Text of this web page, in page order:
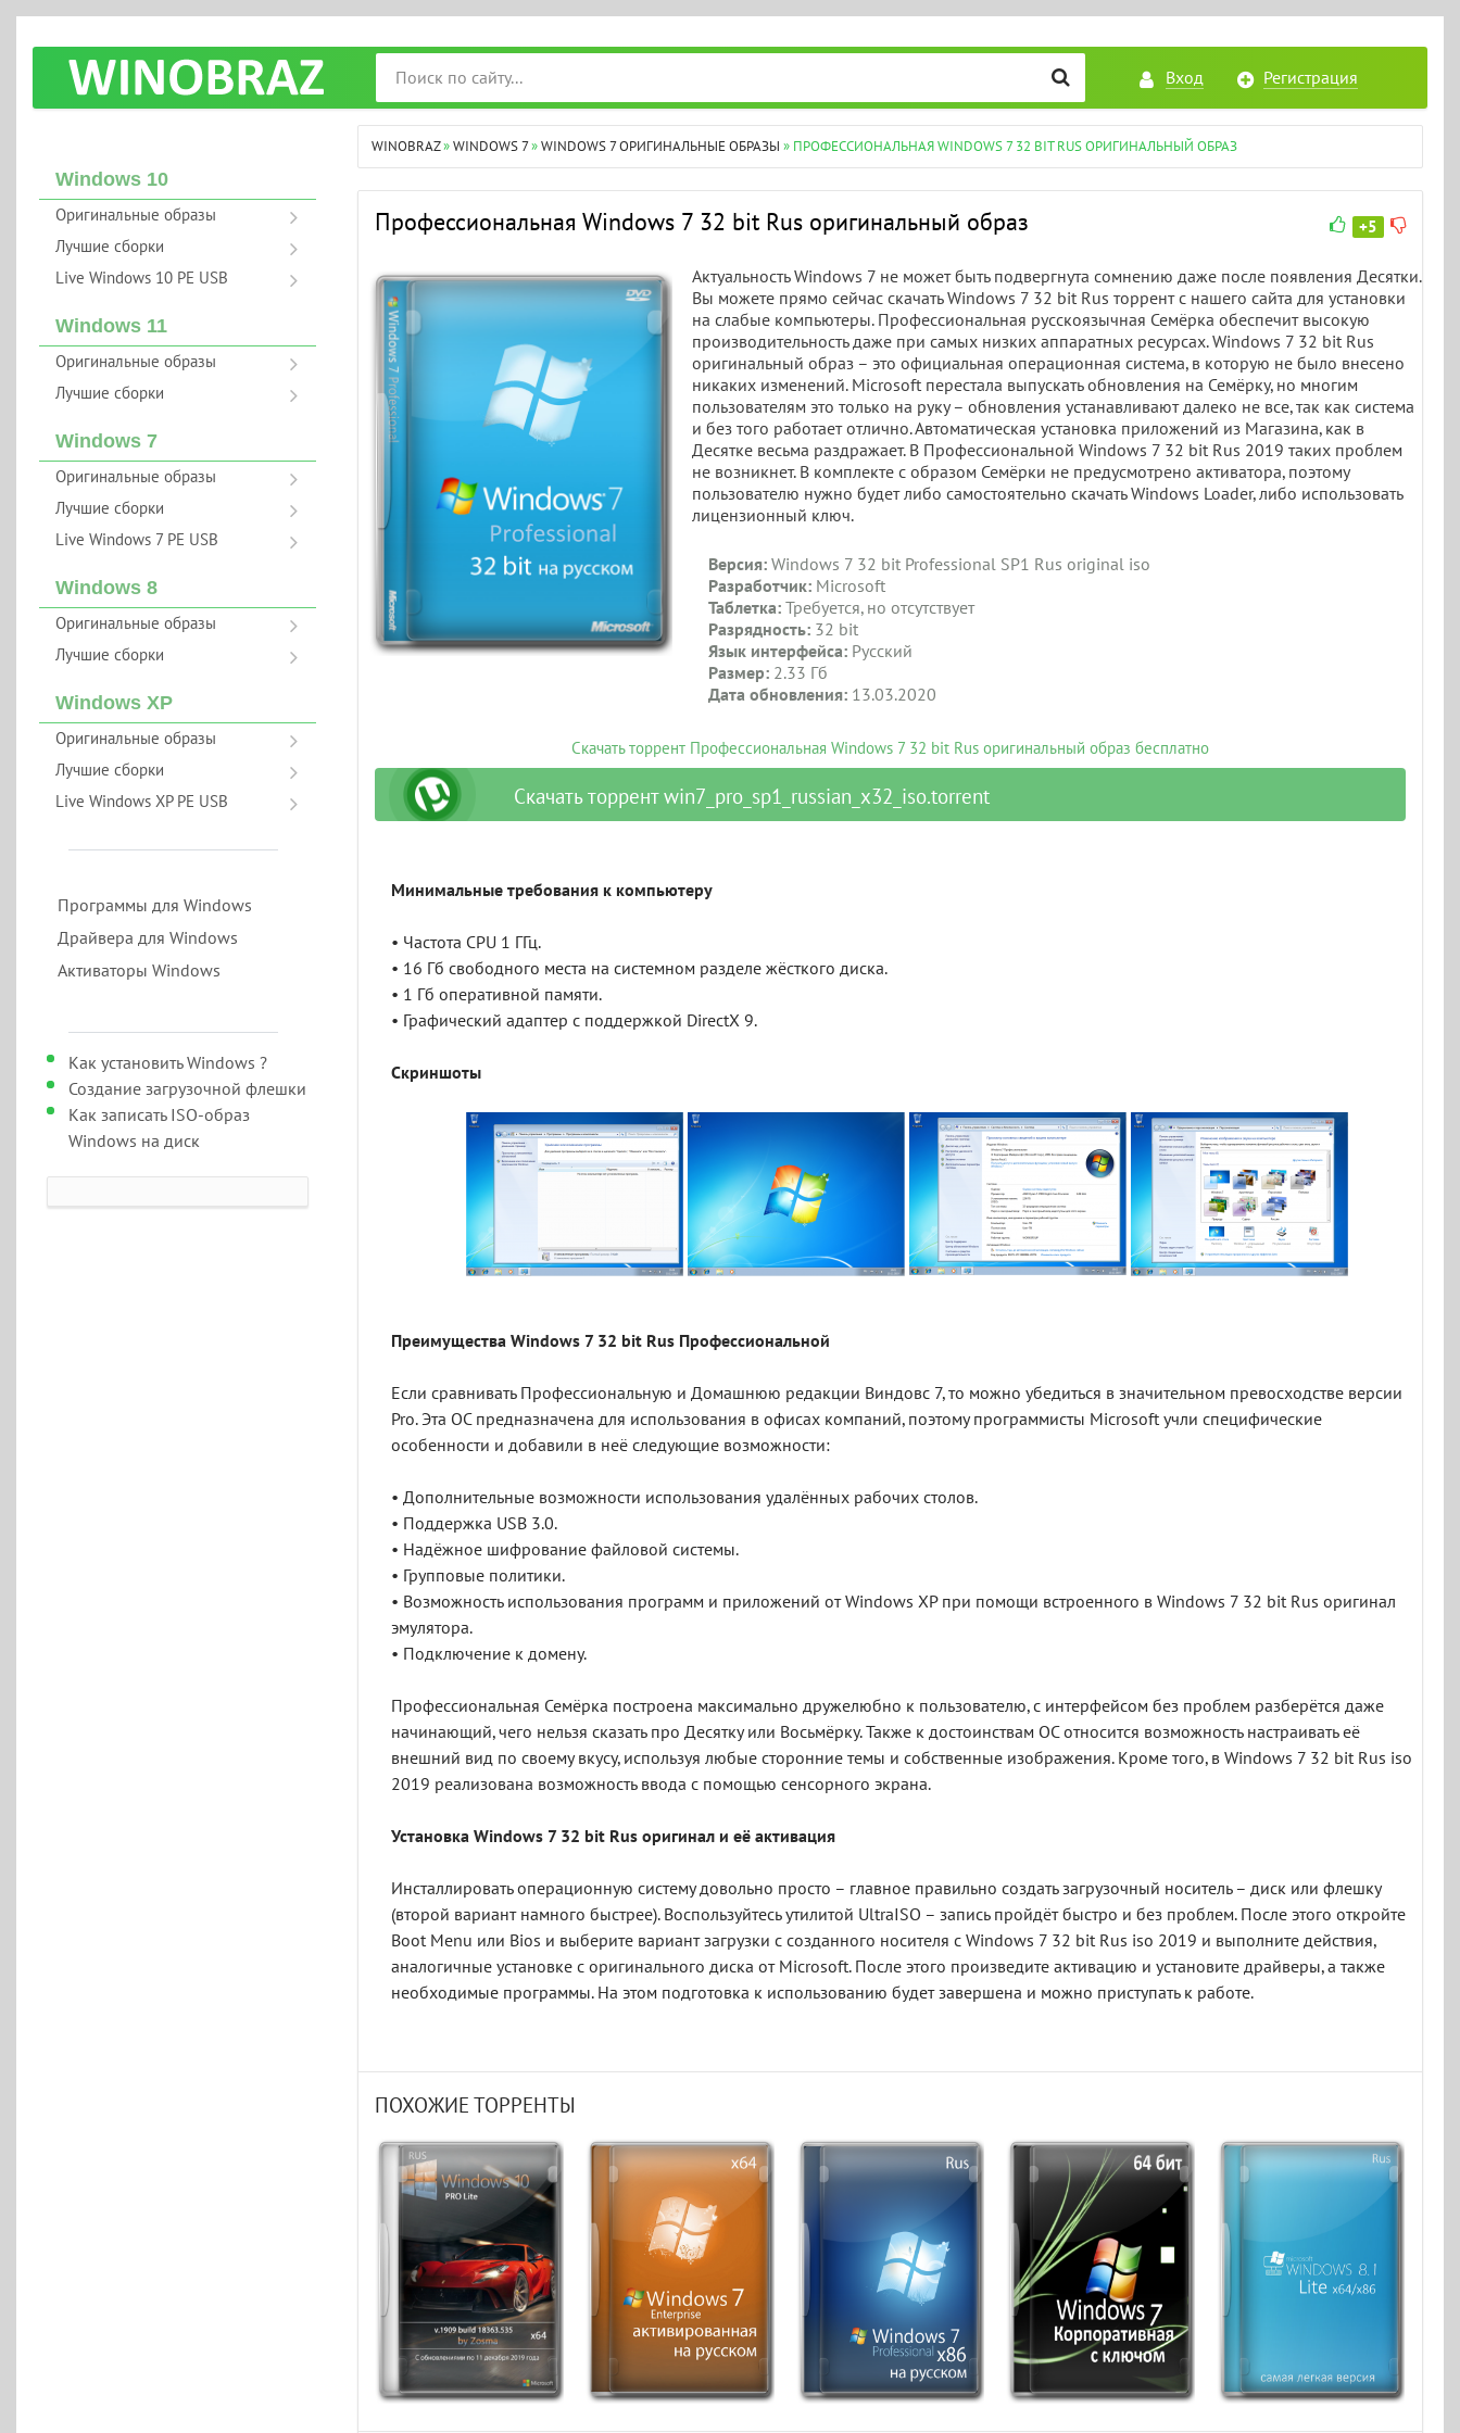
Вход Регистрация
WINOBRAZ»WINDOWS 7»WINDOWS 7 ОРИГИНАЛЬНЫЕ ОБРАЗЫ » ПРОФЕССИОНАЛЬНАЯ WINDOWS 7 32 BIT RUS ОРИГИНАЛЬНЫЙ ОБРАЗ
Профессиональная Windows 7 32 bit Rus оригинальный образ +5
Актуальность Windows 7 не может быть подвергнута сомнению даже после появления Десятки.
Вы можете прямо сейчас скачать Windows 7 32 bit Rus торрент с нашего сайта для установки
на слабые компьютеры. Профессиональная русскоязычная Семёрка обеспечит высокую
производительность даже при самых низких аппаратных ресурсах. Windows 7 32 bit Rus
оригинальный образ – это официальная операционная система, в которую не было внесено
никаких изменений. Microsoft перестала выпускать обновления на Семёрку, но многим
пользователям это только на руку – обновления устанавливают далеко не все, так как система
и без того работает отлично. Автоматическая установка приложений из Магазина, как в
Десятке весьма раздражает. В Профессиональной Windows 7 32 bit Rus 2019 таких проблем
не возникнет. В комплекте с образом Семёрки не предусмотрено активатора, поэтому
пользователю нужно будет либо самостоятельно скачать Windows Loader, либо использовать
лицензионный ключ.
Версия: Windows 7 32 bit Professional SP1 Rus original iso
Разработчик: Microsoft
Таблетка: Требуется, но отсутствует
Разрядность: 32 bit
Язык интерфейса: Русский
Размер: 2.33 Гб
Дата обновления: 13.03.2020
Скачать торрент Профессиональная Windows 7 32 bit Rus оригинальный образ бесплатно
Скачатьторрентwin7_pro_sp1_russian_x32_iso.torrent
Минимальные требования к компьютеру
• Частота CPU 1 ГГц.
• 16 Гб свободного места на системном разделе жёсткого диска.
• 1 Гб оперативной памяти.
• Графический адаптер с поддержкой DirectX 9.
Скриншоты
Преимущества Windows 7 32 bit Rus Профессиональной
Если сравнивать Профессиональную и Домашнюю редакции Виндовс 7, то можно убедиться в значительном превосходстве версии
Pro. Эта ОС предназначена для использования в офисах компаний, поэтому программисты Microsoft учли специфические
особенности и добавили в неё следующие возможности:
• Дополнительные возможности использования удалённых рабочих столов.
• Поддержка USB 3.0.
• Надёжное шифрование файловой системы.
• Групповые политики.
• Возможность использования программ и приложений от Windows XP при помощи встроенного в Windows 7 32 bit Rus оригинал
эмулятора.
• Подключение к домену.
Профессиональная Семёрка построена максимально дружелюбно к пользователю, с интерфейсом без проблем разберётся даже
начинающий, чего нельзя сказать про Десятку или Восьмёрку. Также к достоинствам ОС относится возможность настраивать её
внешний вид по своему вкусу, используя любые сторонние темы и собственные изображения. Кроме того, в Windows 7 32 bit Rus iso
2019 реализована возможность ввода с помощью сенсорного экрана.
Установка Windows 7 32 bit Rus оригинал и её активация
Инсталлировать операционную систему довольно просто – главное правильно создать загрузочный носитель – диск или флешку
(второй вариант намного быстрее). Воспользуйтесь утилитой UltraISO – запись пройдёт быстро и без проблем. После этого откройте
Boot Menu или Bios и выберите вариант загрузки с созданного носителя с Windows 7 32 bit Rus iso 2019 и выполните действия,
аналогичные установке с оригинального диска от Microsoft. После этого произведите активацию и установите драйверы, а также
необходимые программы. На этом подготовка к использованию будет завершена и можно приступать к работе.
ПОХОЖИЕ ТОРРЕНТЫ
Windows 10
Оригинальные образы
Лучшие сборки
Live Windows 10 PE USB
Windows 11
Оригинальные образы
Лучшие сборки
Windows 7
Оригинальные образы
Лучшие сборки
Live Windows 7 PE USB
Windows 8
Оригинальные образы
Лучшие сборки
Windows XP
Оригинальные образы
Лучшие сборки
Live Windows XP PE USB
Программы для Windows
Драйвера для Windows
Активаторы Windows
Как установить Windows ?
Создание загрузочной флешки
Как записать ISO-образ
Windows на диск